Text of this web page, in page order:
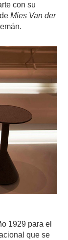
con su
deMies Van der
1929 para el
que se